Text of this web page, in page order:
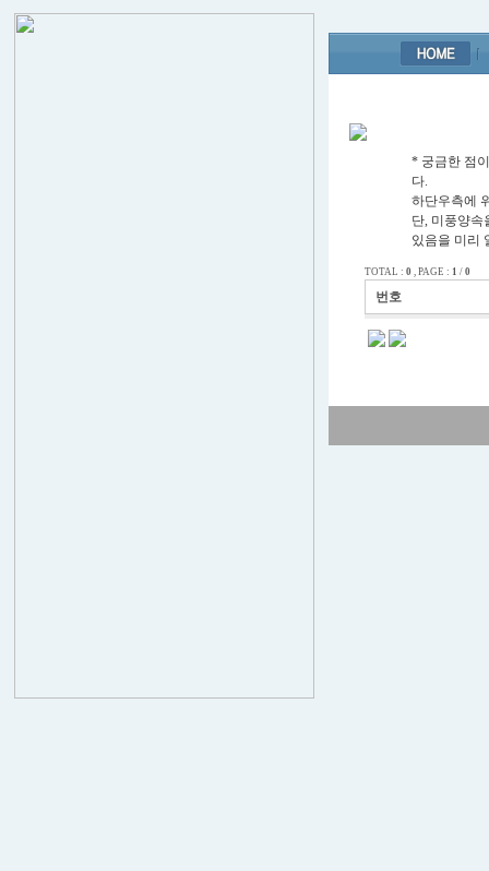
* 궁금한 점
다.
하단우측에
단, 미풍양속
있음을 미리
TOTAL : 0 , PAGE : 1 / 0
번호